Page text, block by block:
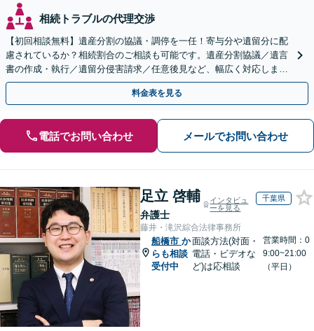
相続トラブルの代理交渉
【初回相談無料】遺産分割の協議・調停を一任！寄与分や遺留分に配
慮されているか？相続割合のご相談も可能です。遺産分割協議／遺言
書の作成・執行／遺留分侵害請求／任意後見など、幅広く対応します
【夜間・休日面談可】【西船橋駅3分】
料金表を見る
電話でお問い合わせ メールでお問い合わせ
足立 啓輔
弁護士
インタビュ
ーを見る
千葉県
藤井・滝沢綜合法律事務所
船橋市 か
らも相談
受付中
面談方法(対面・
電話・ビデオな
ど)は応相談
営業時間：0
9:00~21:00
（平日）